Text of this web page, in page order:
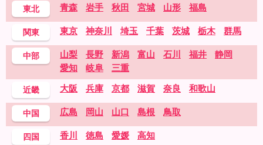
東北 青森 岩手 秋田 宮城 山形 福島
関東 東京 神奈川 埼玉 千葉 茨城 栃木 群馬
中部 山梨 長野 新潟 富山 石川 福井
静岡
愛知
岐阜 三重
近畿 大阪 兵庫 京都 滋賀 奈良 和歌山
中国 広島 岡山 山口 島根 鳥取
四国 香川 徳島 愛媛 高知